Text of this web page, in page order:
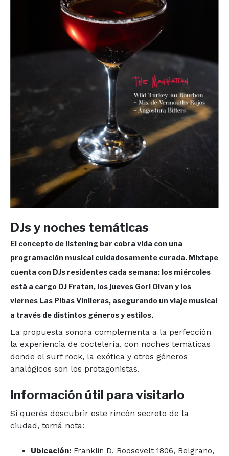
DJs y noches temáticas
El concepto de listening bar cobra vida con una
programación musical cuidadosamente curada. Mixtape
cuenta con DJs residentes cada semana: los miércoles
está a cargo DJ Fratan, los jueves Gori Olvan y los
viernes Las Pibas Vinileras, asegurando un viaje musical
a través de distintos géneros y estilos.
La propuesta sonora complementa a la perfección
la experiencia de coctelería, con noches temáticas
donde el surf rock, la exótica y otros géneros
analógicos son los protagonistas.
Información útil para visitarlo
Si querés descubrir este rincón secreto de la
ciudad, tomá nota:
Ubicación: Franklin D. Roosevelt 1806, Belgrano,